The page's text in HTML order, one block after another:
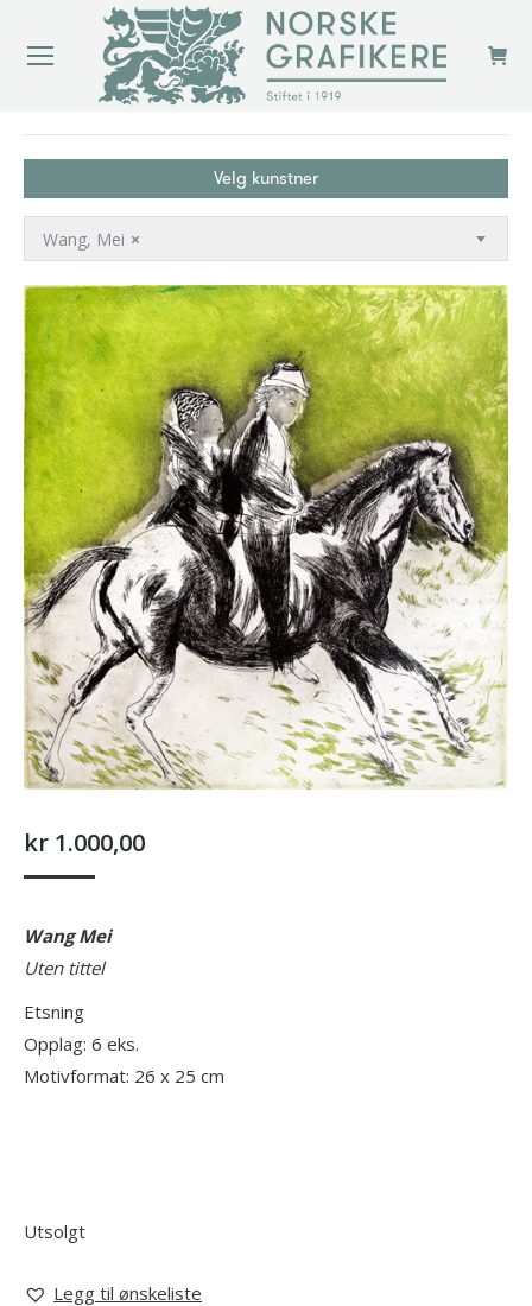
Velg kunstner
×
Wang, Mei
kr 1.000,00
Wang Mei
Uten tittel
Etsning
Opplag: 6 eks.
Motivformat: 26 x 25 cm
Utsolgt
Legg til ønskeliste